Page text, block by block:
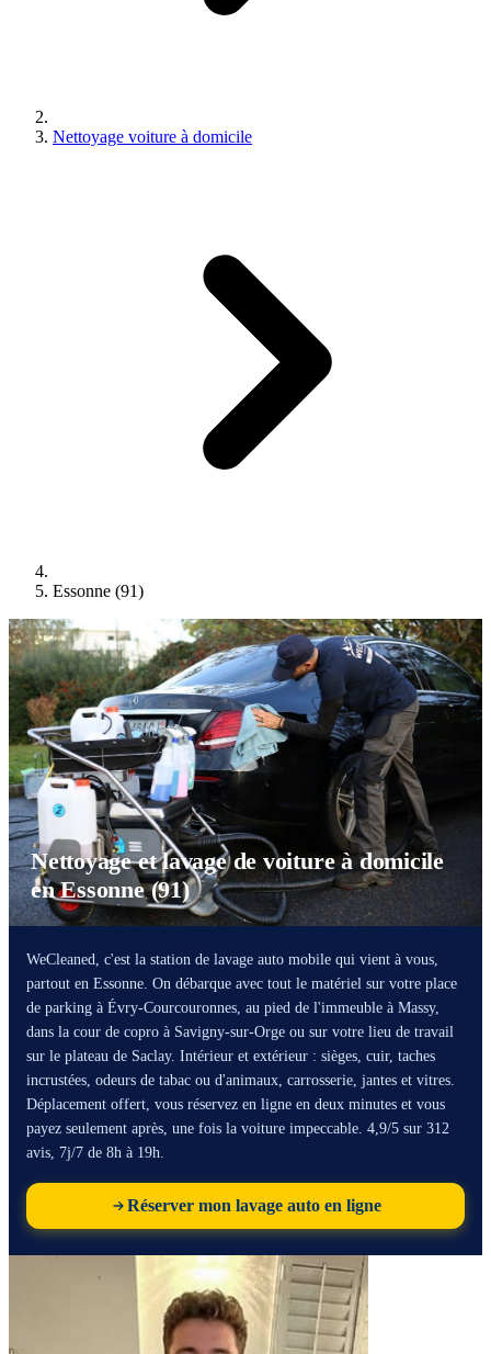
Nettoyage voiture à domicile
Essonne (91)
Nettoyage et lavage de voiture à domicile
en Essonne (91)
WeCleaned, c'est la station de lavage auto mobile qui vient à vous,
partout en Essonne. On débarque avec tout le matériel sur votre place
de parking à Évry-Courcouronnes, au pied de l'immeuble à Massy,
dans la cour de copro à Savigny-sur-Orge ou sur votre lieu de travail
sur le plateau de Saclay. Intérieur et extérieur : sièges, cuir, taches
incrustées, odeurs de tabac ou d'animaux, carrosserie, jantes et vitres.
Déplacement offert, vous réservez en ligne en deux minutes et vous
payez seulement après, une fois la voiture impeccable. 4,9/5 sur 312
avis, 7j/7 de 8h à 19h.
Réserver mon lavage auto en ligne